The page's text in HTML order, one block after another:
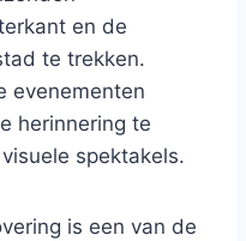
en de
te trekken.
evenementen
herinnering te
spektakels.
is een van de